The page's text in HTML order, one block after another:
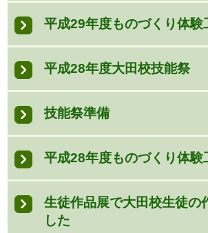
平成29年度ものづくり体験
平成28年度大田校技能祭
技能祭準備
平成28年度ものづくり体験
生徒作品展で大田校生徒の
した